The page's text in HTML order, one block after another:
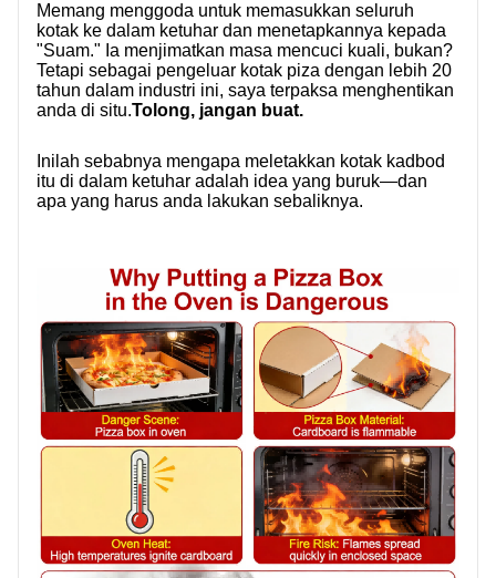
Memang menggoda untuk memasukkan seluruh
kotak ke dalam ketuhar dan menetapkannya kepada
"Suam." Ia menjimatkan masa mencuci kuali, bukan?
Tetapi sebagai pengeluar kotak piza dengan lebih 20
tahun dalam industri ini, saya terpaksa menghentikan
anda di situ.Tolong, jangan buat.
Inilah sebabnya mengapa meletakkan kotak kadbod
itu di dalam ketuhar adalah idea yang buruk—dan
apa yang harus anda lakukan sebaliknya.